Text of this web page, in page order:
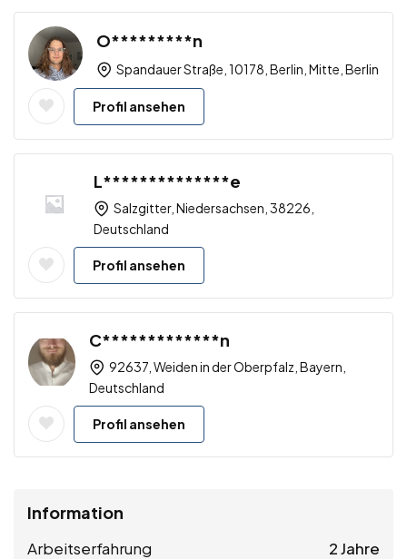
O*********n
Spandauer Straße, 10178, Berlin, Mitte, Berlin
Profil ansehen
L**************e
Salzgitter, Niedersachsen, 38226,
Deutschland
Profil ansehen
C*************n
92637, Weiden in der Oberpfalz, Bayern,
Deutschland
Profil ansehen
Information
Arbeitserfahrung 2 Jahre